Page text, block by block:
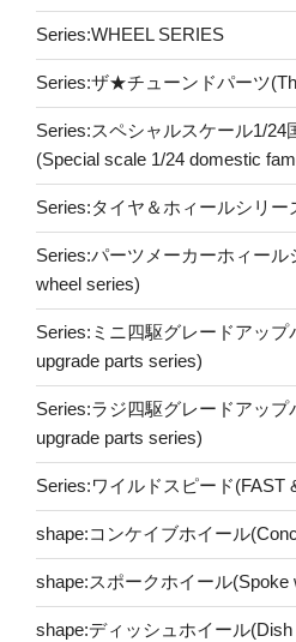
Series:WHEEL SERIES
Series:ザ★チューンドパーツ
Series:スペシャルスケール1/24
(Special scale 1/24 domestic
Series:タイヤ＆ホィールシリー
Series:パーツメーカーホィー
wheel series)
Series:ミニ四駆グレードアッ
upgrade parts series)
Series:ラジ四駆グレードアッ
upgrade parts series)
Series:ワイルドスピード(FAST
shape:コンケイブホイール
shape:スポークホイール(Spoke
shape:ディッシュホイール(Dish